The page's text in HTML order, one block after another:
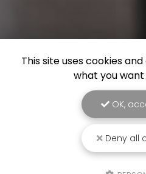
This site uses cookies
what you
OK,
Deny all